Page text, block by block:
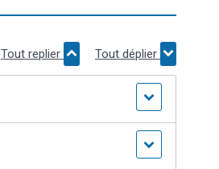
Tout replier Tout déplier